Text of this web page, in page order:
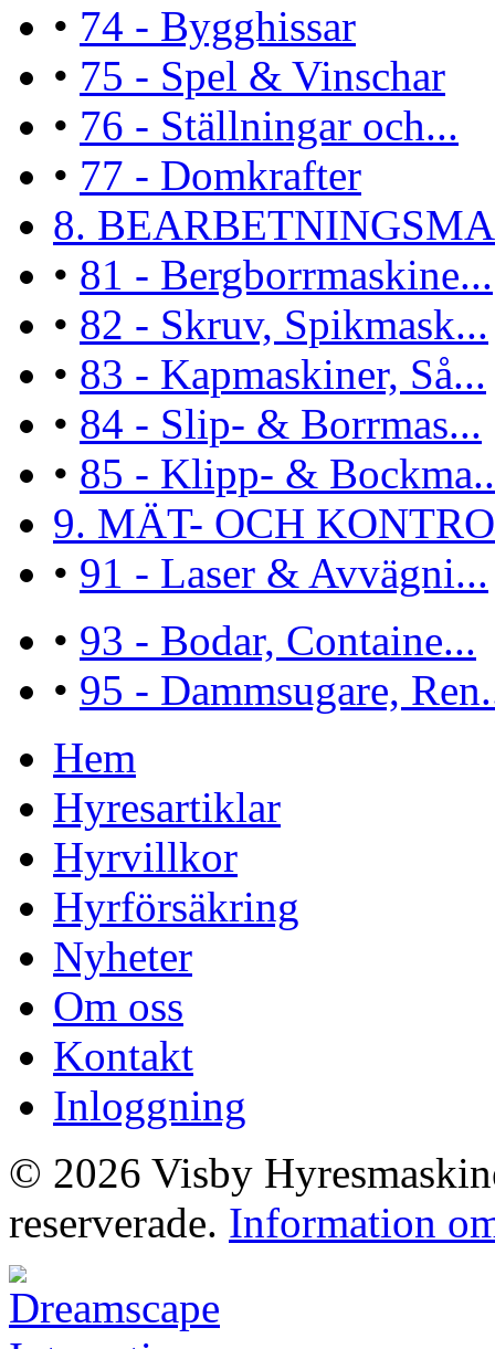
• 74 - Bygghissar
• 75 - Spel & Vinschar
• 76 - Ställningar och...
• 77 - Domkrafter
8.
• 81 - Bergborrmaskine...
• 82 - Skruv, Spikmask...
• 83 - Kapmaskiner, Så...
• 84 - Slip- & Borrmas...
• 85 - Klipp- &
9. MÄT- OCH
• 91 - Laser & Avvägni...
• 93 - Bodar, Containe...
• 95 - Dammsugare,
Hem
Hyresartiklar
Hyrvillkor
Hyrförsäkring
Nyheter
Om oss
Kontakt
Inloggning
© 2026 Visby
reserverade. Information